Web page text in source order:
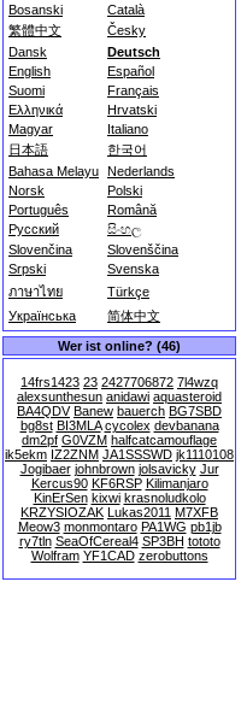
Bosanski
Català
繁體中文
Česky
Dansk
Deutsch
English
Español
Suomi
Français
Ελληνικά
Hrvatski
Magyar
Italiano
日本語
한국어
Bahasa Melayu Nederlands
Norsk
Polski
Português
Română
Русский
සිංහල
Slovenčina
Slovenščina
Srpski
Svenska
ภาษาไทย
Türkçe
Українська
简体中文
Wer ist online? (46)
14frs1423 23 2427706872 7l4wzq
alexsunthesun anidawi aquasteroid
BA4QDV Banew bauerch BG7SBD
bg8st BI3MLA cycolex devbanana
dm2pf G0VZM halfcatcamouflage
ik5ekm IZ2ZNM JA1SSSWD jk1110108
Jogibaer johnbrown jolsavicky Jur
Kercus90 KF6RSP Kilimanjaro
KinErSen kixwi krasnoludkolo
KRZYSIOZAK Lukas2011 M7XFB
Meow3 monmontaro PA1WG pb1jb
ry7tln SeaOfCereal4 SP3BH tototo
Wolfram YF1CAD zerobuttons